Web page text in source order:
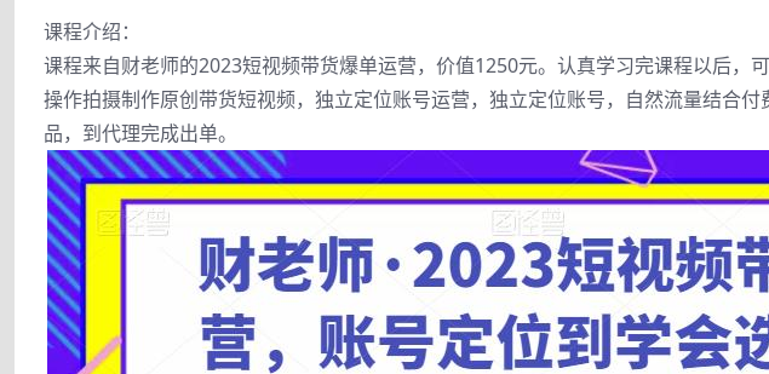
课程介绍：
课程来自财老师的2023短视频带货爆单运营，价值1250元。认真学习完课程以后，
操作拍摄制作原创带货短视频，独立定位账号运营，独立定位账号，自然流量结合
品，到代理完成出单。